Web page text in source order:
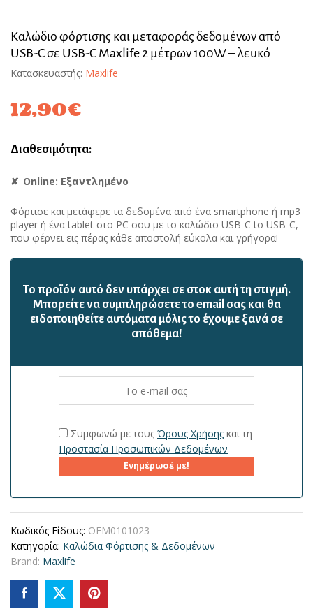
Καλώδιο φόρτισης και μεταφοράς δεδομένων από
USB-C σε USB-C Maxlife 2 μέτρων 100W – λευκό
Κατασκευαστής: Maxlife
12,90€
Διαθεσιμότητα:
Online: Εξαντλημένο
Φόρτισε και μετάφερε τα δεδομένα από ένα smartphone ή mp3
player ή ένα tablet στο PC σου με το καλώδιο USB-C to USB-C,
που φέρνει εις πέρας κάθε αποστολή εύκολα και γρήγορα!
Το προϊόν αυτό δεν υπάρχει σε στοκ αυτή τη στιγμή.
Mπορείτε να συμπληρώσετε το email σας και θα
ειδοποιηθείτε αυτόματα μόλις το έχουμε ξανά σε
απόθεμα!
Συμφωνώ με τουςΌρους Χρήσης και τη
Προστασία Προσωπικών Δεδομένων
Ενημέρωσέ με!
Κωδικός Είδους: OEM0101023
Κατηγορία: Καλώδια Φόρτισης & Δεδομένων
Brand: Maxlife